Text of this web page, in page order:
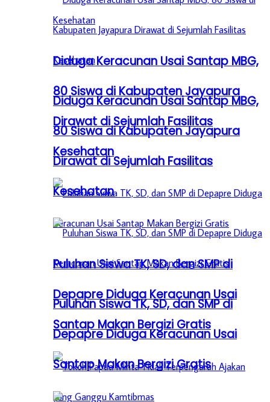
Diduga Keracunan Usai Santap MBG,
80 Siswa di Kabupaten Jayapura
Dirawat di Sejumlah Fasilitas
Kesehatan
Puluhan Siswa TK, SD, dan SMP di
Depapre Diduga Keracunan Usai
Santap Makan Bergizi Gratis
Diduga Keracunan Usai Santap MBG,
80 Siswa di Kabupaten Jayapura
Dirawat di Sejumlah Fasilitas
Kesehatan
Puluhan Siswa TK, SD, dan SMP di
Depapre Diduga Keracunan Usai
Santap Makan Bergizi Gratis